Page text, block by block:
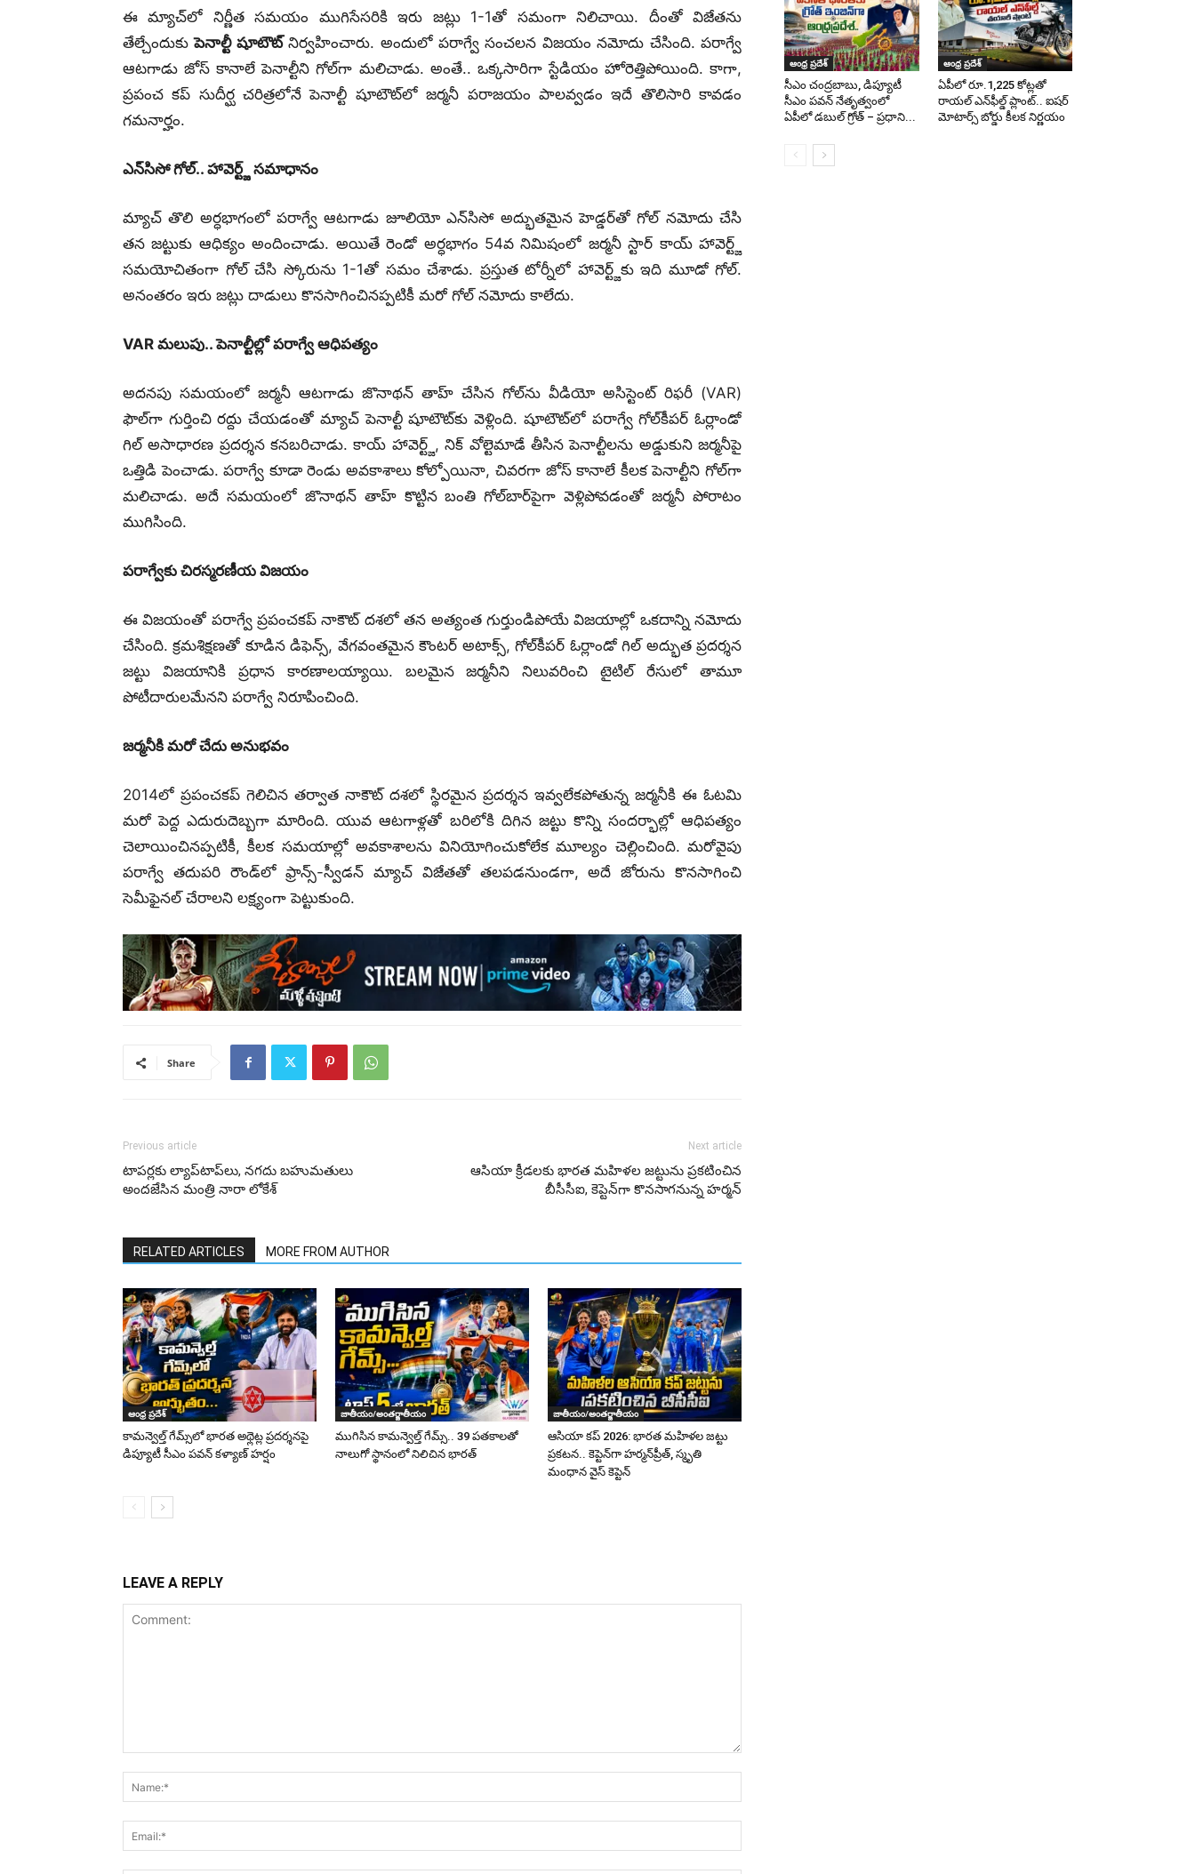
ఈ మ్యాచ్‌లో నిర్ణీత సమయం ముగిసేసరికి ఇరు జట్లు 1-1తో సమంగా నిలిచాయి. దీంతో విజేతను
తేల్చేందుకుపెనాల్టీ షూటౌట్నిర్వహించారు. అందులో పరాగ్వే సంచలన విజయం నమోదు చేసింది. పరాగ్వే
ఆటగాడు జోస్ కానాలే పెనాల్టీని గోల్‌గా మలిచాడు. అంతే.. ఒక్కసారిగా స్టేడియం హోరెత్తిపోయింది. కాగా,
ప్రపంచ కప్ సుదీర్ఘ చరిత్రలోనే పెనాల్టీ షూటౌట్‌లో జర్మనీ పరాజయం పాలవ్వడం ఇదే తొలిసారి కావడం
గమనార్హం.
ఎన్‌సిసో గోల్.. హావెర్ట్జ్ సమాధానం
మ్యాచ్ తొలి అర్ధభాగంలో పరాగ్వే ఆటగాడు జూలియో ఎన్‌సిసో అద్భుతమైన హెడ్డర్‌తో గోల్ నమోదు చేసి
తన జట్టుకు ఆధిక్యం అందించాడు. అయితే రెండో అర్ధభాగం 54వ నిమిషంలో జర్మనీ స్టార్ కాయ్ హావెర్ట్జ్
సమయోచితంగా గోల్ చేసి స్కోరును 1-1తో సమం చేశాడు. ప్రస్తుత టోర్నీలో హావెర్ట్జ్‌కు ఇది మూడో గోల్.
అనంతరం ఇరు జట్లు దాడులు కొనసాగించినప్పటికీ మరో గోల్ నమోదు కాలేదు.
VAR మలుపు.. పెనాల్టీల్లో పరాగ్వే ఆధిపత్యం
అదనపు సమయంలో జర్మనీ ఆటగాడు జొనాథన్ తాహ్ చేసిన గోల్‌ను వీడియో అసిస్టెంట్ రిఫరీ (VAR)
ఫౌల్‌గా గుర్తించి రద్దు చేయడంతో మ్యాచ్ పెనాల్టీ షూటౌట్‌కు వెళ్లింది. షూటౌట్‌లో పరాగ్వే గోల్‌కీపర్ ఓర్లాండో
గిల్ అసాధారణ ప్రదర్శన కనబరిచాడు. కాయ్ హావెర్ట్జ్, నిక్ వోల్టెమాడే తీసిన పెనాల్టీలను అడ్డుకుని జర్మనీపై
ఒత్తిడి పెంచాడు. పరాగ్వే కూడా రెండు అవకాశాలు కోల్పోయినా, చివరగా జోస్ కానాలే కీలక పెనాల్టీని గోల్‌గా
మలిచాడు. అదే సమయంలో జొనాథన్ తాహ్ కొట్టిన బంతి గోల్‌బార్‌పైగా వెళ్లిపోవడంతో జర్మనీ పోరాటం
ముగిసింది.
పరాగ్వేకు చిరస్మరణీయ విజయం
ఈ విజయంతో పరాగ్వే ప్రపంచకప్ నాకౌట్ దశలో తన అత్యంత గుర్తుండిపోయే విజయాల్లో ఒకదాన్ని నమోదు
చేసింది. క్రమశిక్షణతో కూడిన డిఫెన్స్, వేగవంతమైన కౌంటర్ అటాక్స్, గోల్‌కీపర్ ఓర్లాండో గిల్ అద్భుత ప్రదర్శన
జట్టు విజయానికి ప్రధాన కారణాలయ్యాయి. బలమైన జర్మనీని నిలువరించి టైటిల్ రేసులో తామూ
పోటీదారులమేనని పరాగ్వే నిరూపించింది.
జర్మనీకి మరో చేదు అనుభవం
2014లో ప్రపంచకప్ గెలిచిన తర్వాత నాకౌట్ దశలో స్థిరమైన ప్రదర్శన ఇవ్వలేకపోతున్న జర్మనీకి ఈ ఓటమి
మరో పెద్ద ఎదురుదెబ్బగా మారింది. యువ ఆటగాళ్లతో బరిలోకి దిగిన జట్టు కొన్ని సందర్భాల్లో ఆధిపత్యం
చెలాయించినప్పటికీ, కీలక సమయాల్లో అవకాశాలను వినియోగించుకోలేక మూల్యం చెల్లించింది. మరోవైపు
పరాగ్వే తదుపరి రౌండ్‌లో ఫ్రాన్స్-స్వీడన్ మ్యాచ్ విజేతతో తలపడనుండగా, అదే జోరును కొనసాగించి
సెమీఫైనల్ చేరాలని లక్ష్యంగా పెట్టుకుంది.
Share
Previous article
టాపర్లకు ల్యాప్‌టాప్‌లు, నగదు బహుమతులు
అందజేసిన మంత్రి నారా లోకేశ్‌
Next article
ఆసియా క్రీడలకు భారత మహిళల జట్టును ప్రకటించిన
బీసీసీఐ, కెప్టెన్‌గా కొనసాగనున్న హర్మన్‌
RELATED ARTICLES MORE FROM AUTHOR
ఆంధ్ర ప్రదేశ్
కామన్వెల్త్ గేమ్స్‌లో భారత అథ్లెట్ల ప్రదర్శనపై
డిప్యూటీ సీఎం పవన్ కళ్యాణ్ హర్షం
జాతీయం/అంతర్జాతీయం
ముగిసిన కామన్వెల్త్ గేమ్స్‌.. 39 పతకాలతో
నాలుగో స్థానంలో నిలిచిన భారత్
జాతీయం/అంతర్జాతీయం
ఆసియా కప్ 2026: భారత మహిళల జట్టు
ప్రకటన.. కెప్టెన్‌గా హర్మన్‌ప్రీత్, స్మృతి
మంధాన వైస్ కెప్టెన్‌
LEAVE A REPLY
ఆంధ్ర ప్రదేశ్
సీఎం చంద్రబాబు, డిప్యూటీ
సీఎం పవన్‌ నేతృత్వంలో
ఏపీలో డబుల్‌ గ్రోత్ – ప్రధాని...
ఆంధ్ర ప్రదేశ్
ఏపీలో రూ.1,225 కోట్లతో
రాయల్ ఎన్‌ఫీల్డ్ ప్లాంట్.. ఐషర్
మోటార్స్ బోర్డు కీలక నిర్ణయం